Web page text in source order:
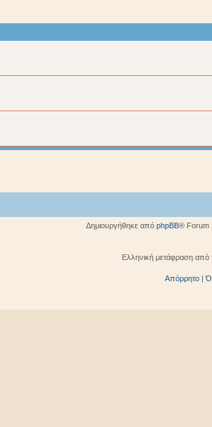
Δημιουργήθηκε από phpBB® Forum
Ελληνική μετάφραση από
Απόρρητο|